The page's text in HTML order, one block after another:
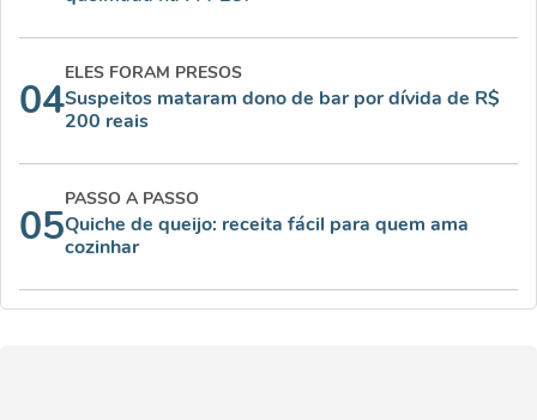
04
ELES FORAM PRESOS
Suspeitos mataram dono de bar por dívida de R$
200 reais
05
PASSO A PASSO
Quiche de queijo: receita fácil para quem ama
cozinhar